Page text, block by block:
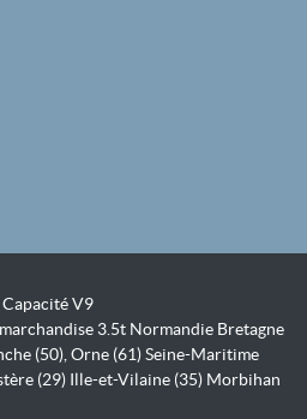
Capacité V9
3.5t Normandie Bretagne
(50), Orne (61) Seine-Maritime
(29) Ille-et-Vilaine (35) Morbihan